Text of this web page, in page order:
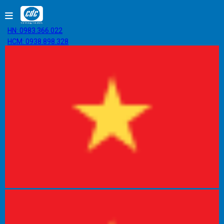
HN: 0983.366.022
HCM: 0938.898.328